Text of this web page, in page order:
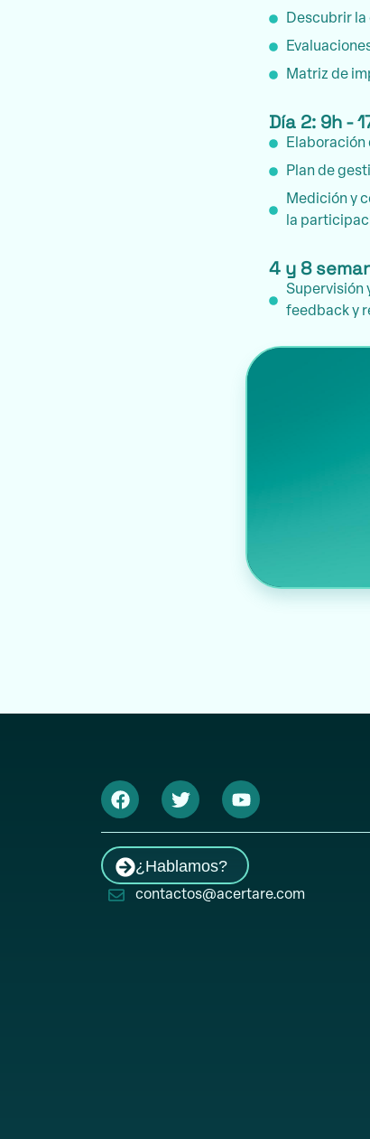
Descubrir la
Matriz de
Día 2: 9h -
Elaboración
Plan de
Medición y
la
4 y 8
Supervisión
feedback y
¿Hablamos?
contactos@acertare.com